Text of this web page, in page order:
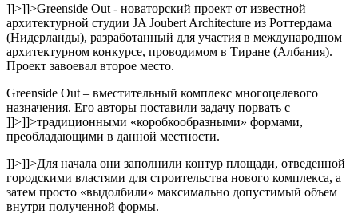
]]>]]>Greenside Out - новаторский проект от известной
архитектурной студии JA Joubert Architecture из Роттердама
(Нидерланды), разработанный для участия в международном
архитектурном конкурсе, проводимом в Тиране (Албания).
Проект завоевал второе место.
Greenside Out – вместительный комплекс многоцелевого
назначения. Его авторы поставили задачу порвать с
]]>]]>традиционными «коробкообразными» формами,
преобладающими в данной местности.
]]>]]>Для начала они заполнили контур площади, отведенной
городскими властями для строительства нового комплекса, а
затем просто «выдолбили» максимально допустимый объем
внутри полученной формы.